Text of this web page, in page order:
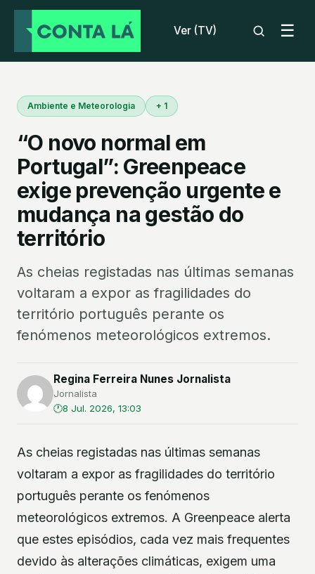
Ver (TV) ☰
Ambiente e Meteorologia + 1
“O novo normal em
Portugal”: Greenpeace
exige prevenção urgente e
mudança na gestão do
território
As cheias registadas nas últimas semanas
voltaram a expor as fragilidades do
território português perante os
fenómenos meteorológicos extremos.
Regina Ferreira Nunes Jornalista
Jornalista
8 Jul. 2026, 13:03
As cheias registadas nas últimas semanas
voltaram a expor as fragilidades do território
português perante os fenómenos
meteorológicos extremos. A Greenpeace alerta
que estes episódios, cada vez mais frequentes
devido às alterações climáticas, exigem uma